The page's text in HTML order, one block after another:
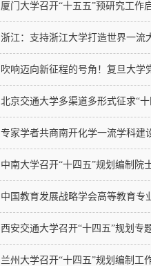
厦门大学召开“十五五”预研究工作
浙江：支持浙江大学打造世界一流
吹响迈向新征程的号角！复旦大学
北京交通大学多渠道多形式征求“
专家学者共商南开化学一流学科建
中南大学召开“十四五”规划编制院
中国教育发展战略学会高等教育专
西安交通大学召开“十四五”规划专
兰州大学召开“十四五”规划编制工